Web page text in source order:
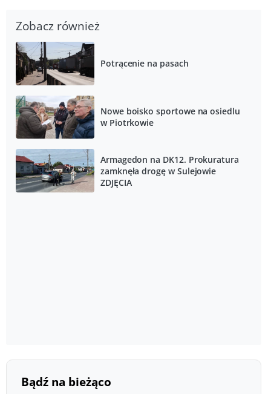
Zobacz również
Potrącenie na pasach
Nowe boisko sportowe na osiedlu
w Piotrkowie
Armagedon na DK12. Prokuratura
zamknęła drogę w Sulejowie
ZDJĘCIA
Bądź na bieżąco